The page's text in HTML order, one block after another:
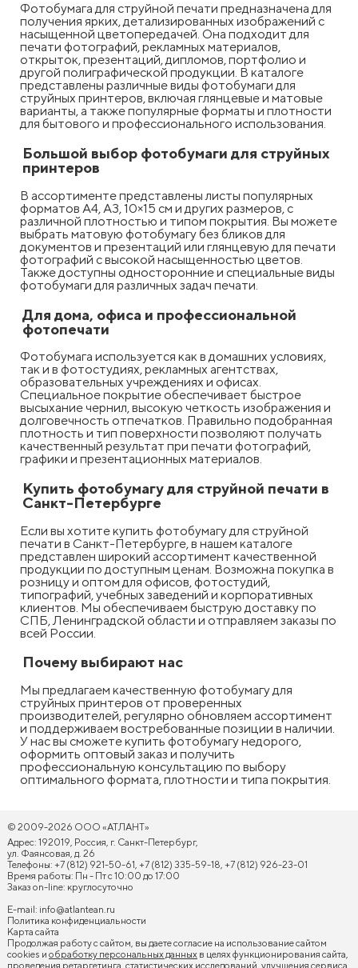
Фотобумага для струйной печати предназначена для
получения ярких, детализированных изображений с
насыщенной цветопередачей. Она подходит для
печати фотографий, рекламных материалов,
открыток, презентаций, дипломов, портфолио и
другой полиграфической продукции. В каталоге
представлены различные виды фотобумаги для
струйных принтеров, включая глянцевые и матовые
варианты, а также популярные форматы и плотности
для бытового и профессионального использования.
Большой выбор фотобумаги для струйных
принтеров
В ассортименте представлены листы популярных
форматов А4, А3, 10×15 см и других размеров, с
различной плотностью и типом покрытия. Вы можете
выбрать матовую фотобумагу без бликов для
документов и презентаций или глянцевую для печати
фотографий с высокой насыщенностью цветов.
Также доступны односторонние и специальные виды
фотобумаги для различных задач печати.
Для дома, офиса и профессиональной
фотопечати
Фотобумага используется как в домашних условиях,
так и в фотостудиях, рекламных агентствах,
образовательных учреждениях и офисах.
Специальное покрытие обеспечивает быстрое
высыхание чернил, высокую четкость изображения и
долговечность отпечатков. Правильно подобранная
плотность и тип поверхности позволяют получать
качественный результат при печати фотографий,
графики и презентационных материалов.
Купить фотобумагу для струйной печати в
Санкт-Петербурге
Если вы хотите купить фотобумагу для струйной
печати в Санкт-Петербурге, в нашем каталоге
представлен широкий ассортимент качественной
продукции по доступным ценам. Возможна покупка в
розницу и оптом для офисов, фотостудий,
типографий, учебных заведений и корпоративных
клиентов. Мы обеспечиваем быструю доставку по
СПБ, Ленинградской области и отправляем заказы по
всей России.
Почему выбирают нас
Мы предлагаем качественную фотобумагу для
струйных принтеров от проверенных
производителей, регулярно обновляем ассортимент
и поддерживаем востребованные позиции в наличии.
У нас вы сможете купить фотобумагу недорого,
оформить оптовый заказ и получить
профессиональную консультацию по выбору
оптимального формата, плотности и типа покрытия.
© 2009-2026 ООО «АТЛАНТ»
Адрес: 192019, Россия, г. Санкт-Петербург,
ул. Фаянсовая, д. 26
Телефоны: +7 (812) 921-50-61, +7 (812) 335-59-18, +7 (812) 926-23-01
Время работы: Пн - Пт с 10:00 до 17:00
Заказ on-line: круглосуточно
E-mail: info@atlantean.ru
Политика конфиденциальности
Карта сайта
Продолжая работу с сайтом, вы даете согласие на использование сайтом
cookies и обработку персональных данных в целях функционирования сайта,
проведения ретаргетинга, статистических исследований, улучшения сервиса